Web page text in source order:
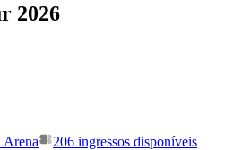
2026
Arena 206 ingressos disponíveis